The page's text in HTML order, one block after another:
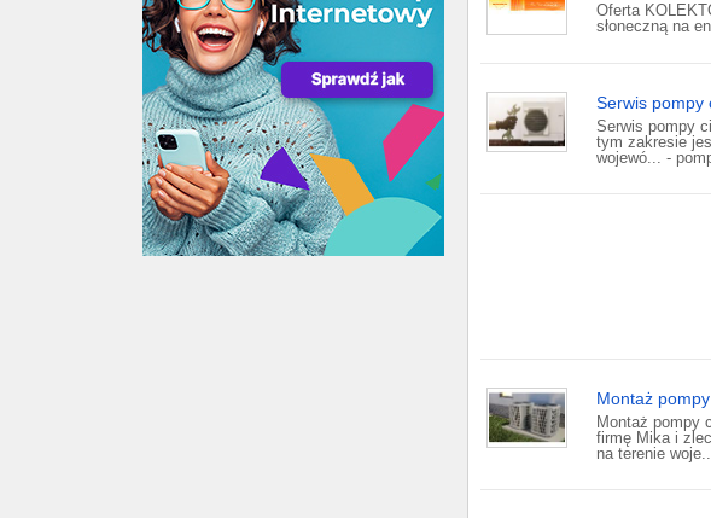
Oferta
słoneczną na
Serwis pompy
Serwis pompy
tym zakresie
wojewó... -
Montaż pompy
Montaż pompy
firmę Mika i
na terenie